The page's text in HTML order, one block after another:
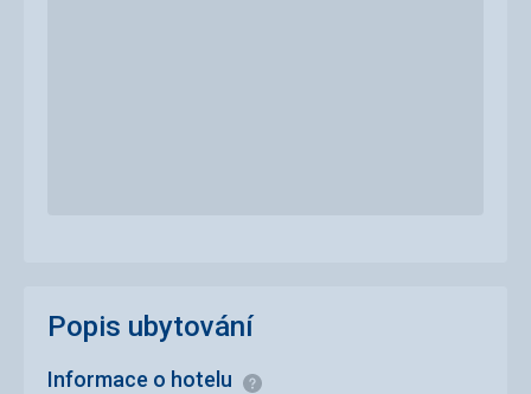
Popis ubytování
Informace o hotelu Informace